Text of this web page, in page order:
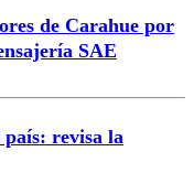
de Carahue por
SAE
país: revisa la